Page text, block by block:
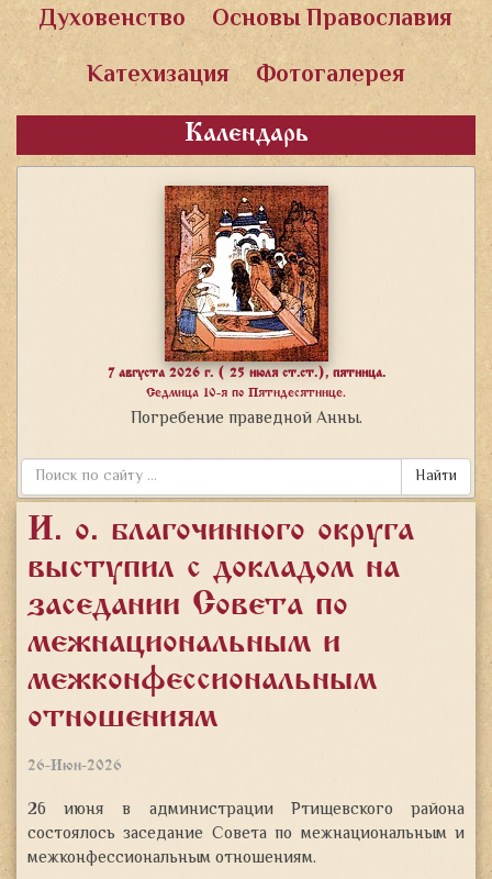
Духовенство
Основы Православия
Катехизация
Фотогалерея
Календарь
7 августа 2026 г. ( 25 июля ст.ст.), пятница.
Седмица 10-я по Пятидесятнице.
Погребение праведной Анны.
Найти
И. о. благочинного округа
выступил с докладом на
заседании Совета по
межнациональным и
межконфессиональным
отношениям
26-Июн-2026
26 июня в администрации Ртищевского района
состоялось заседание Совета по межнациональным и
межконфессиональным отношениям.